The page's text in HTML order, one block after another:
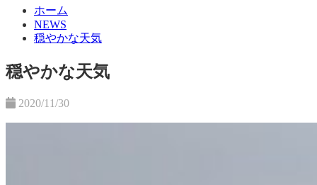
ホーム
NEWS
穏やかな天気
穏やかな天気
2020/11/30